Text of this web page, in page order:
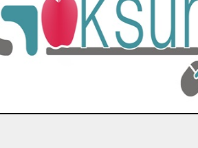
Bertiz’in Yeni Köprüsünde Sona Doğru.